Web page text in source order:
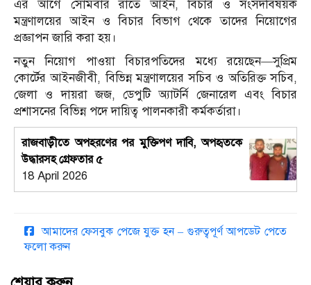
এর আগে সোমবার রাতে আইন, বিচার ও সংসদবিষয়ক
মন্ত্রণালয়ের আইন ও বিচার বিভাগ থেকে তাদের নিয়োগের
প্রজ্ঞাপন জারি করা হয়।
নতুন নিয়োগ পাওয়া বিচারপতিদের মধ্যে রয়েছেন—সুপ্রিম
কোর্টের আইনজীবী, বিভিন্ন মন্ত্রণালয়ের সচিব ও অতিরিক্ত সচিব,
জেলা ও দায়রা জজ, ডেপুটি অ্যাটর্নি জেনারেল এবং বিচার
প্রশাসনের বিভিন্ন পদে দায়িত্ব পালনকারী কর্মকর্তারা।
রাজবাড়ীতে অপহরণের পর মুক্তিপণ দাবি, অপহৃতকে
উদ্ধারসহ গ্রেফতার ৫
18 April 2026
আমাদের ফেসবুক পেজে যুক্ত হন – গুরুত্বপূর্ণ আপডেট পেতে
ফলো করুন